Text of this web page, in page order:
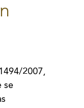
2007,
se